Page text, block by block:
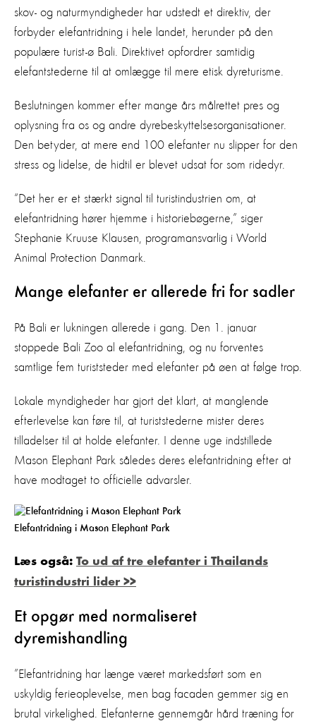
skov- og naturmyndigheder har udstedt et direktiv, der
forbyder elefantridning i hele landet, herunder på den
populære turist-ø Bali. Direktivet opfordrer samtidig
elefantstederne til at omlægge til mere etisk dyreturisme.
Beslutningen kommer efter mange års målrettet pres og
oplysning fra os og andre dyrebeskyttelsesorganisationer.
Den betyder, at mere end 100 elefanter nu slipper for den
stress og lidelse, de hidtil er blevet udsat for som ridedyr.
“Det her er et stærkt signal til turistindustrien om, at
elefantridning hører hjemme i historiebøgerne,” siger
Stephanie Kruuse Klausen, programansvarlig i World
Animal Protection Danmark.
Mange elefanter er allerede fri for sadler
På Bali er lukningen allerede i gang. Den 1. januar
stoppede Bali Zoo al elefantridning, og nu forventes
samtlige fem turiststeder med elefanter på øen at følge trop.
Lokale myndigheder har gjort det klart, at manglende
efterlevelse kan føre til, at turiststederne mister deres
tilladelser til at holde elefanter. I denne uge indstillede
Mason Elephant Park således deres elefantridning efter at
have modtaget to officielle advarsler.
Elefantridning i Mason Elephant Park
Læs også: To ud af tre elefanter i Thailands
turistindustri lider >>
Et opgør med normaliseret
dyremishandling
”Elefantridning har længe været markedsført som en
uskyldig ferieoplevelse, men bag facaden gemmer sig en
brutal virkelighed. Elefanterne gennemgår hård træning for